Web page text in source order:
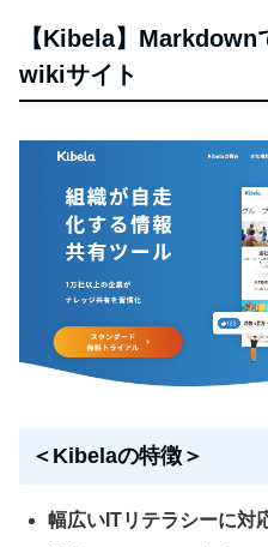
【Kibela】Markdown
wikiサイト
＜Kibelaの特徴＞
幅広いITリテラシーに対